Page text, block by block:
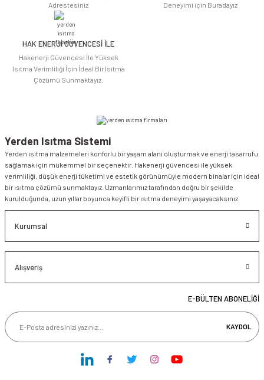
Adrestesiniz
Deneyimi için Buradayız
HAK ENERJİ GÜVENCESİ İLE
Hakenerji Güvencesi İle Yüksek
Isıtma Verimliliği İçin İdeal Bir Isıtma
Çözümü Sunmaktayız.
Yerden Isıtma Sistemi
Yerden ısıtma malzemeleri konforlu bir yaşam alanı oluşturmak ve enerji tasarrufu
sağlamak için mükemmel bir seçenektir. Hakenerji güvencesi ile yüksek
verimliliği, düşük enerji tüketimi ve estetik görünümüyle modern binalar için ideal
bir ısıtma çözümü sunmaktayız. Uzmanlarımız tarafından doğru bir şekilde
kurulduğunda, uzun yıllar boyunca keyifli bir ısıtma deneyimi yaşayacaksınız.
Kurumsal
Alışveriş
E-BÜLTEN ABONELİĞİ
KAYDOL